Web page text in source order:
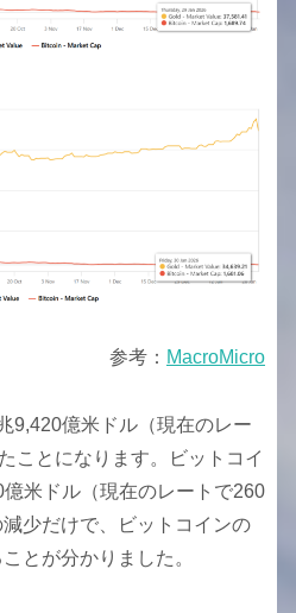
参考： MacroMicro
9,420億米ドル（現在のレー
ことになります。ビットコイ
米ドル（現在のレートで260
少だけで、ビットコインの
とが分かりました。